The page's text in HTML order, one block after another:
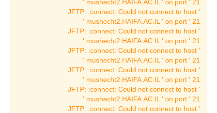
תערוכות באמנות
תערוכה מתחלפת
באמנות
תערוכות עבר באמנות
תערוכה מתחלפת נוכחית
באמנות
תערוכות קבע באמנות
אמנות יהודית
mushecht2.HAIFA.AC.IL ' on port ' 21 '
JFTP: :connect: Could not connect to host '
mushecht2.HAIFA.AC.IL ' on port ' 21 '
JFTP: :connect: Could not connect to host '
mushecht2.HAIFA.AC.IL ' on port ' 21 '
JFTP: :connect: Could not connect to host '
mushecht2.HAIFA.AC.IL ' on port ' 21 '
JFTP: :connect: Could not connect to host '
mushecht2.HAIFA.AC.IL ' on port ' 21 '
JFTP: :connect: Could not connect to host '
mushecht2.HAIFA.AC.IL ' on port ' 21 '
JFTP: :connect: Could not connect to host '